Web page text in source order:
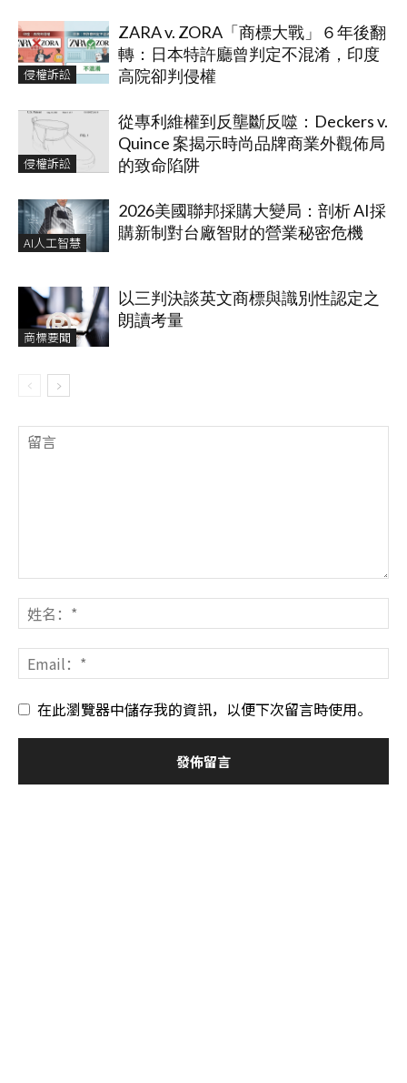
侵權訴訟
ZARA v. ZORA「商標大戰」６年後翻
轉：日本特許廳曾判定不混淆，印度
高院卻判侵權
侵權訴訟
從專利維權到反壟斷反噬：Deckers v.
Quince 案揭示時尚品牌商業外觀佈局
的致命陷阱
AI人工智慧
2026美國聯邦採購大變局：剖析 AI採
購新制對台廠智財的營業秘密危機
商標要聞
以三判決談英文商標與識別性認定之
朗讀考量
在此瀏覽器中儲存我的資訊，以便下次留言時使用。